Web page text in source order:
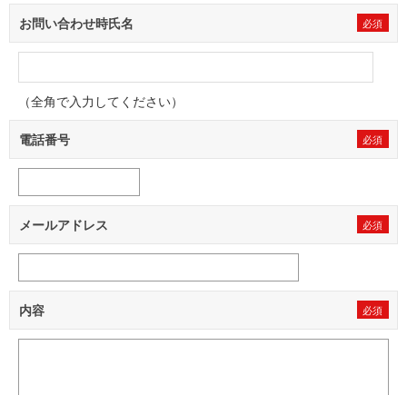
お問い合わせ時氏名
（全角で入力してください）
電話番号
メールアドレス
内容